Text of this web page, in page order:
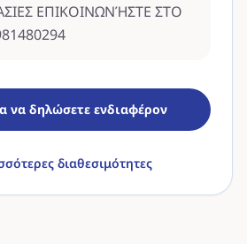
ΕΠΙΚΟΙΝΩΝΉΣΤΕ ΣΤΟ
να δηλώσετε ενδιαφέρον
διαθεσιμότητες